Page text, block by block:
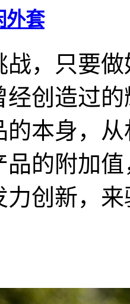
外套
战，只要
经创造过
的本身，
品的附加
力创新，